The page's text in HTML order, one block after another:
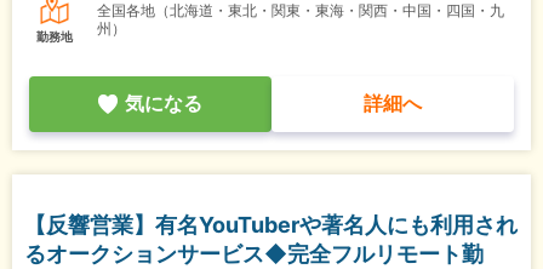
勤務地
全国各地（北海道・東北・関東・東海・関西・中国・四国・九
州）
気になる 詳細へ
【反響営業】有名YouTuberや著名人にも利用され
るオークションサービス◆完全フルリモート勤